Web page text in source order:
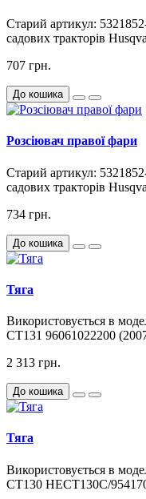
Старий артикул:
садових тракторів
707 грн.
До кошика
Розсіювач правої фари
Старий артикул:
садових тракторів
734 грн.
До кошика
Тяга
Використовується в
CT131 96061022200
2 313 грн.
До кошика
Тяга
Використовується в
CT130 HECT130C/